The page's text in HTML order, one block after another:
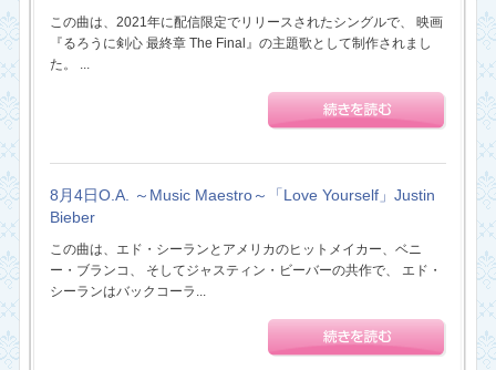
この曲は、2021年に配信限定でリリースされたシングルで、 映画
『るろうに剣心 最終章 The Final』の主題歌として制作されまし
た。 ...
8月4日O.A. ～Music Maestro～「Love Yourself」Justin
Bieber
この曲は、エド・シーランとアメリカのヒットメイカー、ベニ
ー・ブランコ、 そしてジャスティン・ビーバーの共作で、 エド・
シーランはバックコーラ...